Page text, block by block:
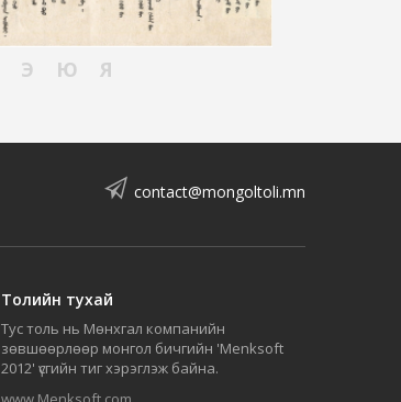
Э Ю Я
contact@mongoltoli.mn
Толийн тухай
Тус толь нь Мөнхгал компанийн
зөвшөөрлөөр монгол бичгийн 'Menksoft
2012' үсгийн тиг хэрэглэж байна.